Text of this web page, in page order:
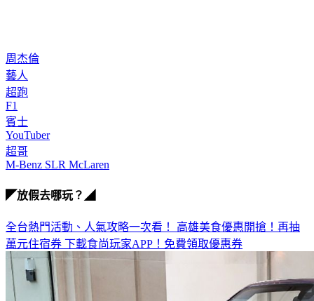
周杰倫
藝人
超跑
F1
賓士
YouTuber
超哥
M-Benz SLR McLaren
◤放假去哪玩？◢
全台熱門活動、人氣攻略一次看！ 高雄美食優惠開搶！再抽
萬元住宿券 下載食尚玩家APP！免費領取優惠券